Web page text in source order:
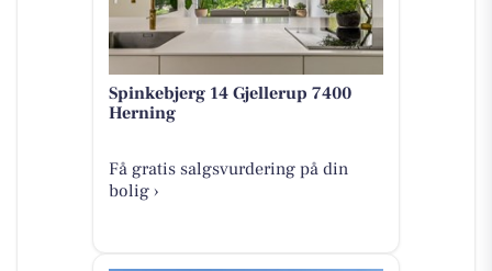
Spinkebjerg 14 Gjellerup 7400
Herning
Få gratis salgsvurdering på din
bolig ›